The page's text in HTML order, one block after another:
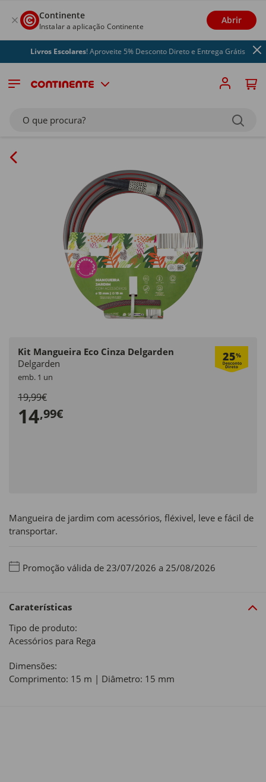
Continente
Instalar a aplicação Continente
Abrir
Livros Escolares! Aproveite 5% Desconto Direto e Entrega Grátis
O que procura?
Kit Mangueira Eco Cinza Delgarden 25%
Delgarden
emb. 1 un
19,99€
14,99€
Mangueira de jardim com acessórios, fléxivel, leve e fácil de
transportar.
Promoção válida de 23/07/2026 a 25/08/2026
Caraterísticas
Tipo de produto:
Acessórios para Rega
Dimensões:
Comprimento: 15 m | Diâmetro: 15 mm